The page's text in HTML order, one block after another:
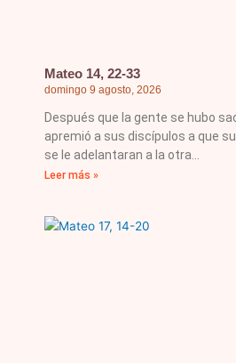
Mateo 14, 22-33
domingo 9 agosto, 2026
Después que la gente se hubo
apremió a sus discípulos a que
se le adelantaran a la otra
Leer más »